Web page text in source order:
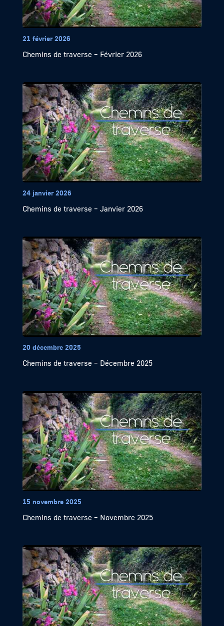
21 février 2026
Chemins de traverse – Février 2026
24 janvier 2026
Chemins de traverse – Janvier 2026
20 décembre 2025
Chemins de traverse – Décembre 2025
15 novembre 2025
Chemins de traverse – Novembre 2025